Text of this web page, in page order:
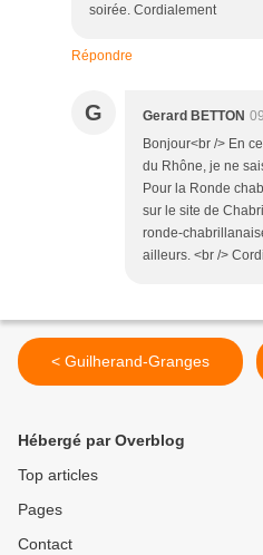
soirée. Cordialement
Répondre
G Gerard BETTON
Bonjour<br /> En
du Rhône, je ne
Pour la Ronde
sur le site de
ronde-
ailleurs. <br />
< Guilherand-Granges
Hébergé par Overblog
Top articles
Pages
Contact